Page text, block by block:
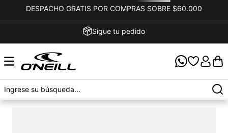
DESPACHO GRATIS POR COMPRAS SOBRE $60.000
Sigue tu pedido